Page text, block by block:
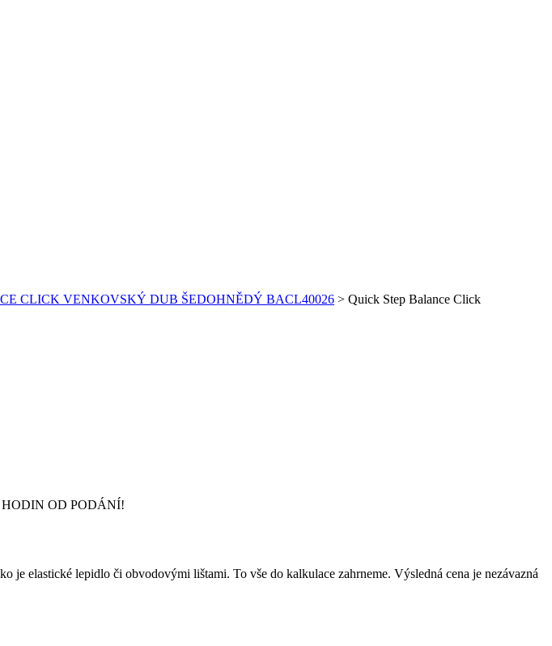
CLICK VENKOVSKÝ DUB ŠEDOHNĚDÝ BACL40026 > Quick Step Balance Click
OD PODÁNÍ!
elastické lepidlo či obvodovými lištami. To vše do kalkulace zahrneme. Výsledná cena je nezávazná